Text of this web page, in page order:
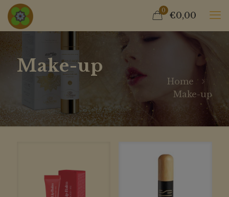
0 €0,00
Make-up
Home
Make-up